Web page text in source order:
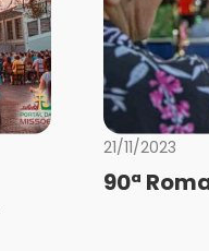
21/11/2023
90ª